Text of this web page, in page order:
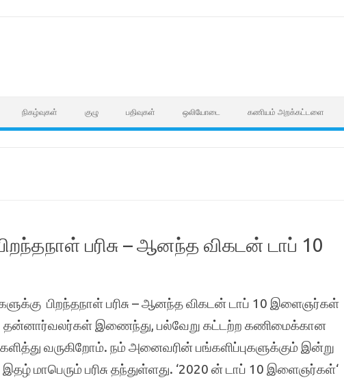
நிகழ்வுகள் குழு பதிவுகள் ஒலியோடை கணியம் அறக்கட்டளை
பரிசு – ஆனந்த விகடன் டாப் 10
பிறந்தநாள் பரிசு – ஆனந்த விகடன் டாப் 10 இளைஞர்கள்
தன்னார்வலர்கள் இணைந்து, பல்வேறு கட்டற்ற கணிமைக்கான
வருகிறோம். நம் அனைவரின் பங்களிப்புகளுக்கும் இன்று
மாபெரும் பரிசு தந்துள்ளது. ‘2020 ன் டாப் 10 இளைஞர்கள்‘